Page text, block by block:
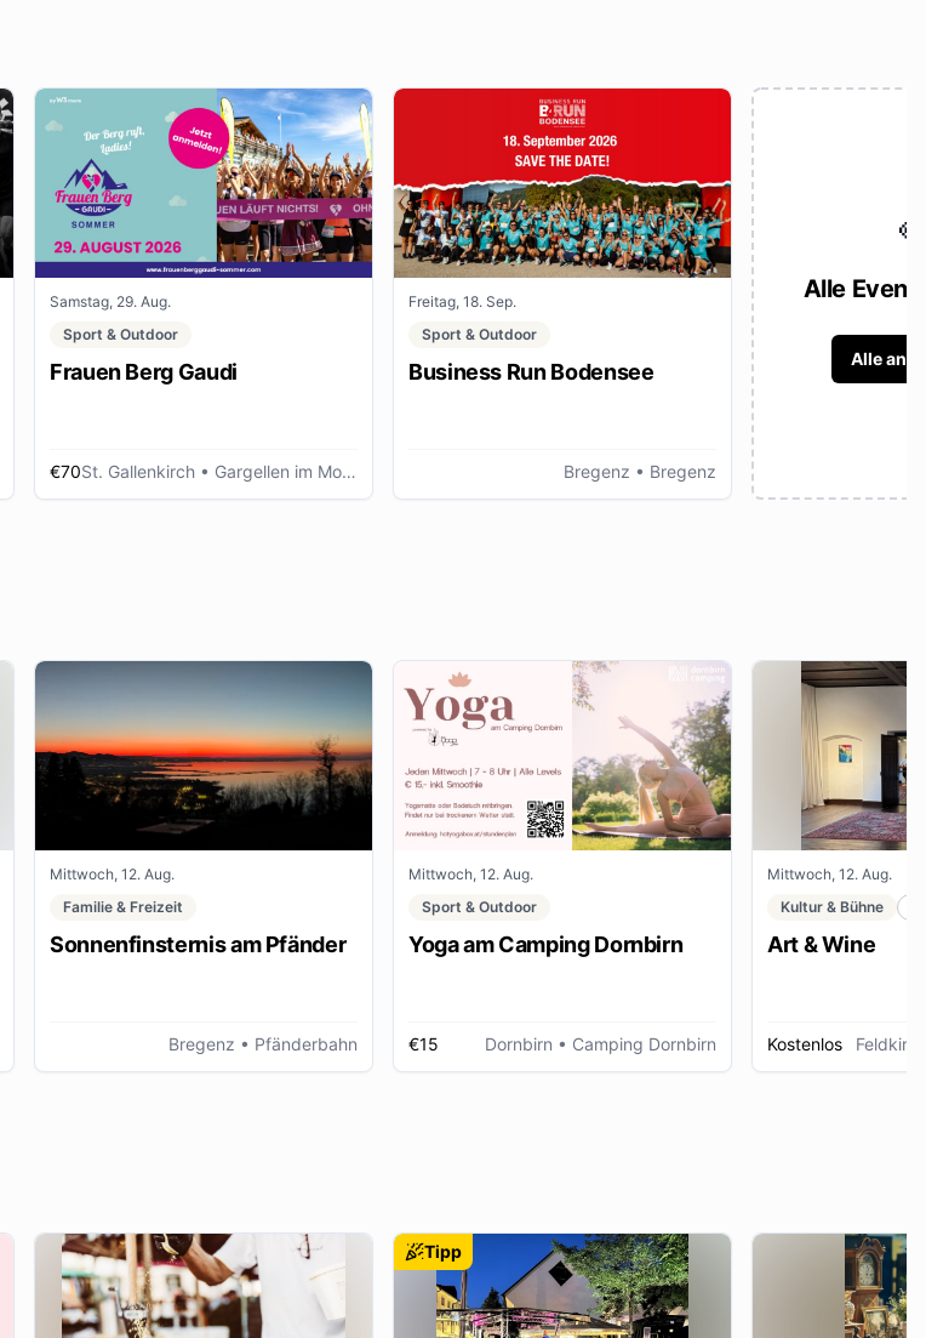
Samstag, 29. Aug.
Sport & Outdoor
Frauen Berg Gaudi
€70St. Gallenkirch • Gargellen im Montafon
Freitag, 18. Sep.
Sport & Outdoor
Business Run Bodensee
Bregenz • Bregenz
Alle
Alle
Mittwoch, 12. Aug.
Familie & Freizeit
Sonnenfinsternis am Pfänder
Bregenz • Pfänderbahn
Mittwoch, 12. Aug.
Sport & Outdoor
Yoga am Camping Dornbirn
€15 Dornbirn • Camping Dornbirn
Mittwoch, 12. Aug.
Kultur & Bühne
Art & Wine
Kostenlos Feldkirch
Tipp